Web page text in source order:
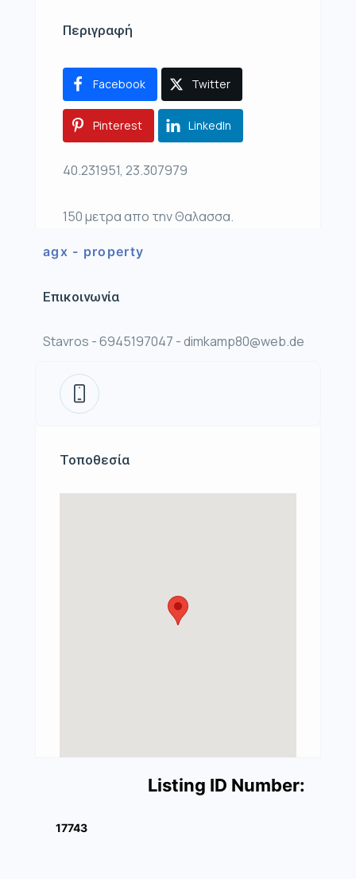
Περιγραφή
Facebook Twitter
Pinterest LinkedIn
40.231951, 23.307979
150 μετρα απο την Θαλασσα.
agx - property
Επικοινωνία
Stavros - 6945197047 - dimkamp80@web.de
Τοποθεσία
Listing ID Number:
17743